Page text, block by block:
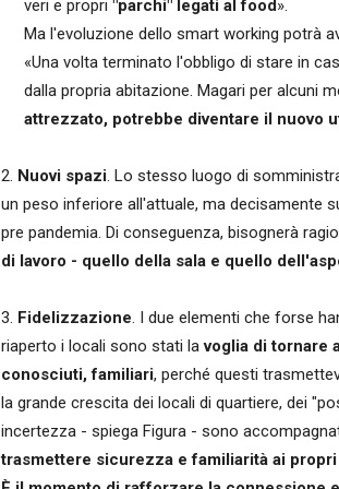
veri e propri "parchi" legati al food».
Ma l'evoluzione dello smart working potrà
«Una volta terminato l'obbligo di stare in
dalla propria abitazione. Magari per alcuni
attrezzato, potrebbe diventare il nuovo
2. Nuovi spazi. Lo stesso luogo di
un peso inferiore all'attuale, ma decisamente
pre pandemia. Di conseguenza, bisognerà
di lavoro - quello della sala e quello
3. Fidelizzazione. I due elementi che forse
riaperto i locali sono stati lavoglia di tornare
conosciuti, familiari, perché questi
la grande crescita dei locali di quartiere, dei
incertezza - spiega Figura - sono
trasmettere sicurezza e familiarità ai